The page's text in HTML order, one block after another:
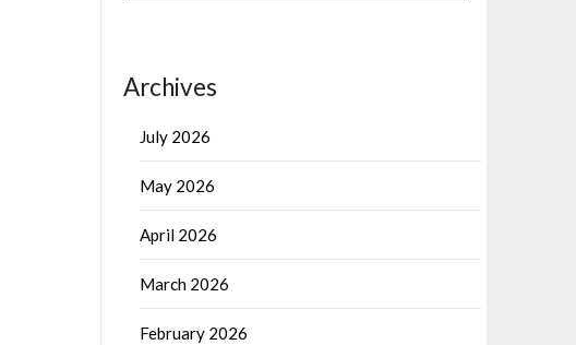
Archives
July 2026
May 2026
April 2026
March 2026
February 2026